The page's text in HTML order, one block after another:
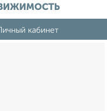
кабинет